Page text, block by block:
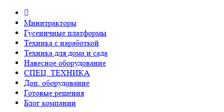
Минитракторы
Гусеничные платформы
Техника с наработкой
Техника для дома и сада
Навесное оборудование
СПЕЦ. ТЕХНИКА
Доп. оборудование
Готовые решения
Блог компании